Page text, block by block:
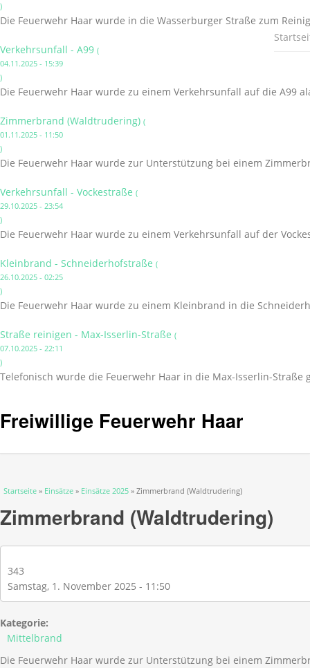
)
Die Feuerwehr Haar wurde in die Wasserburger Straße zum
Verkehrsunfall - A99 (
04.11.2025 - 15:39
)
Die Feuerwehr Haar wurde zu einem Verkehrsunfall auf die A99
Zimmerbrand (Waldtrudering) (
01.11.2025 - 11:50
)
Die Feuerwehr Haar wurde zur Unterstützung bei einem
Verkehrsunfall - Vockestraße (
29.10.2025 - 23:54
)
Die Feuerwehr Haar wurde zu einem Verkehrsunfall auf der
Kleinbrand - Schneiderhofstraße (
26.10.2025 - 02:25
)
Die Feuerwehr Haar wurde zu einem Kleinbrand in die
Straße reinigen - Max-Isserlin-Straße (
07.10.2025 - 22:11
)
Telefonisch wurde die Feuerwehr Haar in die Max-Isserlin-Straße
Freiwillige Feuerwehr Haar
Sie sind hier
Startseite » Einsätze » Einsätze 2025 » Zimmerbrand (Waldtrudering)
Zimmerbrand (Waldtrudering)
343
Samstag, 1. November 2025 - 11:50
Kategorie:
Mittelbrand
Die Feuerwehr Haar wurde zur Unterstützung bei einem